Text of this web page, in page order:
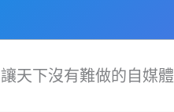
讓天下沒有難做的自媒體